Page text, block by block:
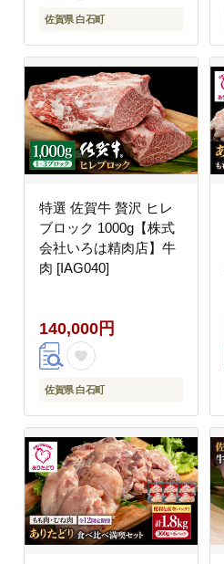
佐賀県 白石町
特選 佐賀牛 贅沢 ヒレ
ブロック 1000g【株式
会社いろは精肉店】牛
肉 [IAG040]
140,000円
佐賀県 白石町